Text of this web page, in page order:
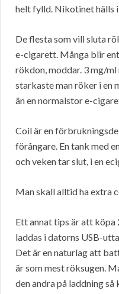
helt fylld. Nikotinet hälls i
De flesta som vill sluta
e-cigarett. Många blir
rökdon, moddar. 3 mg/
starkaste man röker i en
än en normalstor e-
Coil är en
förångare. En tank med
och veken tar slut, i en
Man skall alltid ha extra
Ett annat tips är att
laddas i datorns USB-
Det är en naturlag att
är som mest röksugen.
den andra på laddning